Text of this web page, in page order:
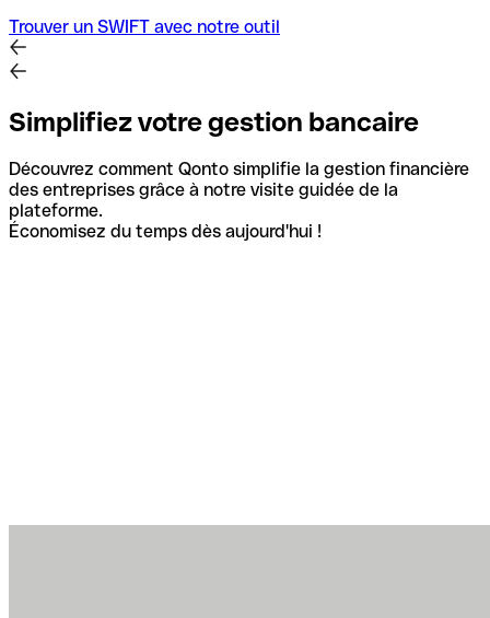
Trouver un SWIFT avec notre outil
Simplifiez votre gestion bancaire
Découvrez comment Qonto simplifie la gestion financière
des entreprises grâce à notre visite guidée de la
plateforme.
Économisez du temps dès aujourd'hui !